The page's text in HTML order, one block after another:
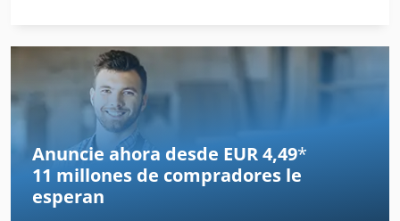
Enlazan A Máquina
Gama-Prensa
Knoll Kts
Knuth
Anuncie ahora desde EUR 4,49*
11 millones de compradores le
esperan